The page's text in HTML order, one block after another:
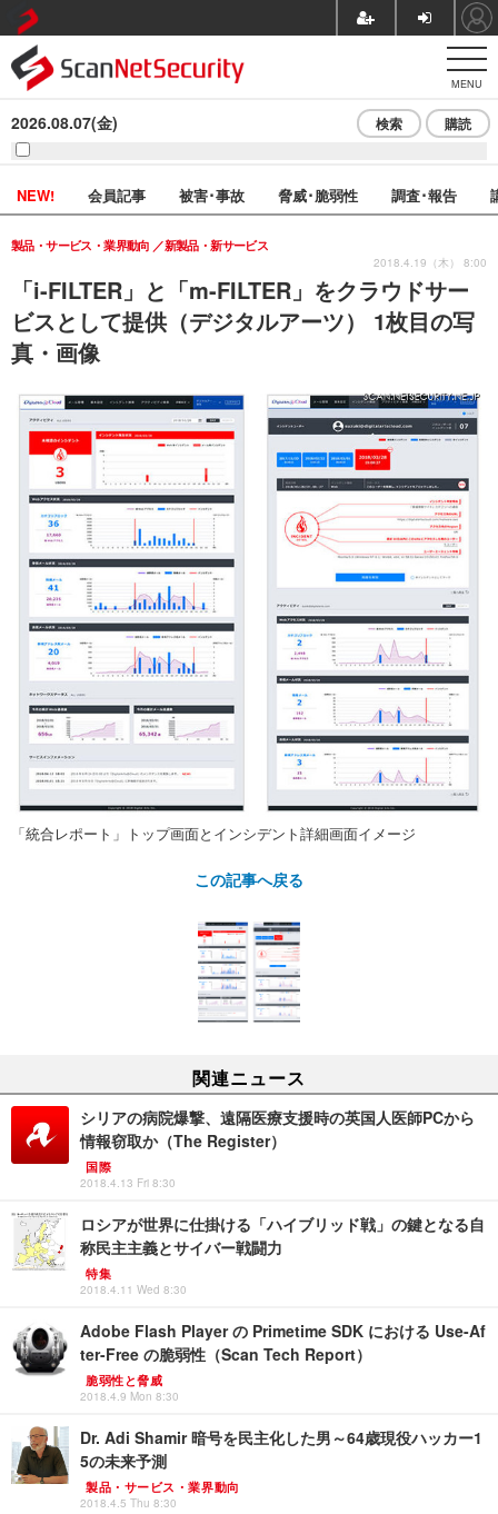
MENU
2026.08.07(金) 検索 購読
NEW! 会員記事 被害･事故 脅威･脆弱性 調査･報告
「i-FILTER」と「m-FILTER」をクラウドサー
ビスとして提供（デジタルアーツ） 1枚目の写
真・画像
製品・サービス・業界動向 新製品・新サービス
2018.4.19（木） 8:00
「統合レポート」トップ画面とインシデント詳細画面イメージ
この記事へ戻る
関連ニュース
シリアの病院爆撃、遠隔医療支援時の英国人医師PCから
情報窃取か（The Register）
国際
2018.4.13 Fri 8:30
ロシアが世界に仕掛ける「ハイブリッド戦」の鍵となる自
称民主主義とサイバー戦闘力
特集
2018.4.11 Wed 8:30
Adobe Flash Player の Primetime SDK における Use-Af
ter-Free の脆弱性（Scan Tech Report）
脆弱性と脅威
2018.4.9 Mon 8:30
Dr. Adi Shamir 暗号を民主化した男～64歳現役ハッカー1
5の未来予測
製品・サービス・業界動向
2018.4.5 Thu 8:30